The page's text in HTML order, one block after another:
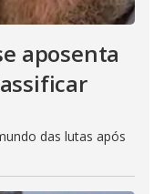
aposenta
das lutas após